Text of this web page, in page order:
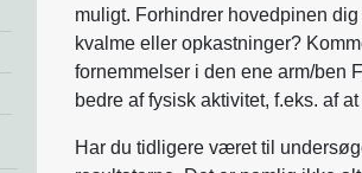
muligt. Forhindrer hovedpinen
kvalme eller opkastninger?
fornemmelser i den ene arm/
bedre af fysisk aktivitet, f.eks. af
Har du tidligere været til